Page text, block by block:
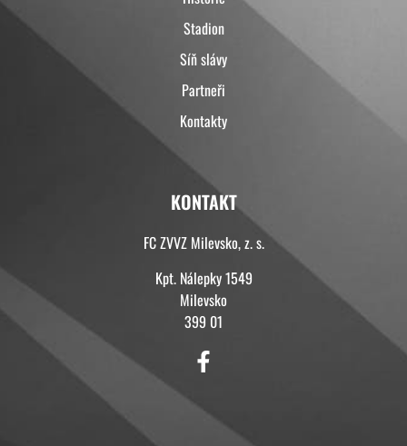
Stadion
Síň slávy
Partneři
Kontakty
KONTAKT
FC ZVVZ Milevsko, z. s.
Kpt. Nálepky 1549
Milevsko
399 01